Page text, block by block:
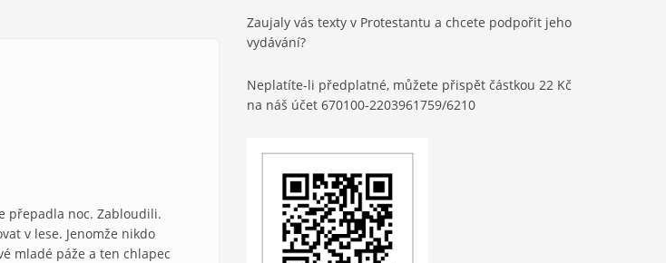
přepadla noc. Zabloudili.
v lese. Jenomže nikdo
mladé páže a ten chlapec
Zaujaly vás texty v Protestantu a chcete podpořit jeho
vydávání?
Neplatíte-li předplatné, můžete přispět částkou 22 Kč
na náš účet 670100-2203961759/6210